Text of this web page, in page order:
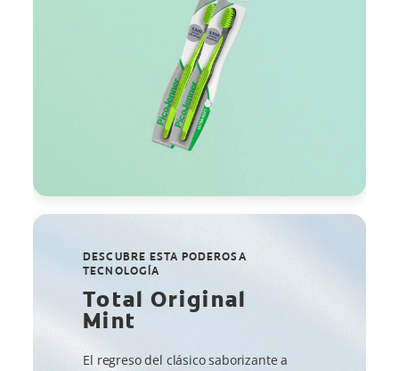
DESCUBRE ESTA PODEROSA
TECNOLOGÍA
Total Original
Mint
El regreso del clásico saborizante a